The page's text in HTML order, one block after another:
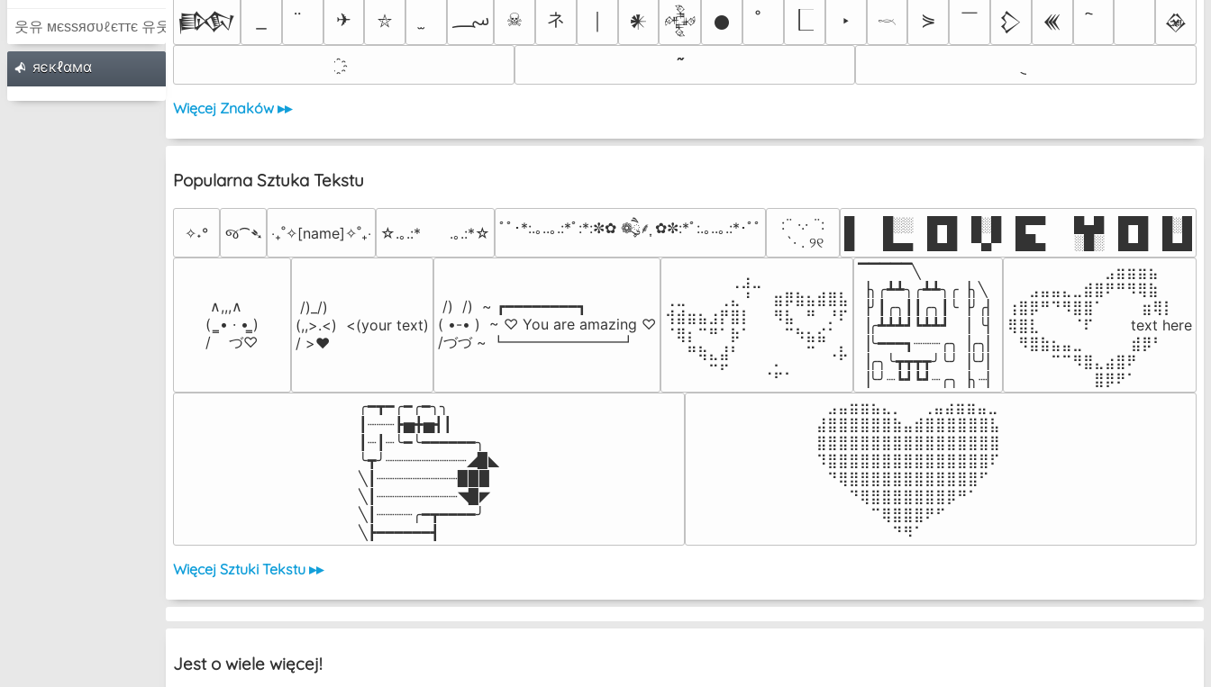
웃유 мєѕѕяσυℓєттє 유웃
яєкℓαмα
𒁃 ✈ ⛥ ؄ ☠ ネ 𒀭 𒅒 𒊹 ‣ 𓎖 ⋟ ￣ 𒁷 𒌍 𒊲
Więcej Znaków ▸▸
Popularna Sztuka Tekstu
✧˖° જ⁀➴ ‎‧₊˚✧[name]✧˚₊‧ ☆.｡.:*　　.｡.:*☆ ﾟﾟ･*:.｡..｡.:*ﾟ:*:✼✿ ❁ཻུ۪۪⸙͎ ✿✼:*ﾟ:.｡..｡.:*･ﾟﾟ
⠀:¨ ·.· ¨:⠀
⠀ `· . ୨୧⠀
█  █░░ █▀█ █░█ █▀▀  █▄█ █▀█ █░█
█  █▄▄ █▄█ ▀▄▀ ██▄  ░█░ █▄█ █▄█
∧,,,∧
(  ̳• · • ̳)
/    づ♡
/)_/)
(,,>.<)  <(your text)
/ >❤️
/)  /)  ~ ┏━━━━━━━━┓
( •-• )  ~ ♡ You are amazing ♡
/づづ ~ ┗━━━━━━━━┛
⠀⠀⠀⠀⠀⠀⢀⣰⣀⠀⠀⠀⠀⠀⠀⠀⠀
⢀⣀⠀⠀⠀⢀⣄⠘⠀⠀⣶⡿⣷⣦⣾⣿⣧
⢺⣾⣶⣦⣰⡟⣿⡇⠀⠀⠻⣧⠀⠛⠀⡘⠏
⠈⢿⡆⠉⠛⠁⡷⠁⠀⠀⠀⠉⠳⣦⣮⠁⠀
⠀⠀⠛⢷⣄⣼⠃⠀⠀⠀⠀⠀⠀⠉⠀⠠⡧
⠀⠀⠀⠀⠉⠋⠀⠀⠀⠠⡥⠄⠀⠀⠀⠀⠀
▔▔▔▔▔╲
▕╮╭┻┻╮╭┻┻╮╭▕╮╲
▕╯┃╭╮┃┃╭╮┃╰▕╯╭▏
▕╭┻┻┻┛┗┻┻┛  ▕  ╰▏
▕╰━━━┓┈┈┈╭╮▕╭╮▏
▕╭╮╰┳┳┳┳╯╰╯▕╰╯▏
▕╰╯┈┗┛┗┛┈╭╮▕╮┈▏
⠀⠀⠀⠀⠀⠀⠀⠀⠀⣠⣶⣶⣶⣦⠀⠀
⠀⠀⣠⣤⣤⣄⣀⣾⣿⠟⠛⠻⢿⣷⠀
⢰⣿⡿⠛⠙⠻⣿⣿⠁⠀⠀ ⠀⣶⢿⡇
⢿⣿⣇⠀⠀⠀⠈⠏⠀⠀⠀ text here
⠀⠻⣿⣷⣦⣤⣀⠀⠀⠀ ⠀⣾⡿⠃⠀
⠀⠀⠀⠀⠉⠉⠻⣿⣄⣴⣿⠟⠀⠀⠀
⠀⠀⠀⠀⠀⠀⠀⠀⣿⡿⠟⠁⠀⠀⠀
╭━┳━╭━╭━╮╮
┃┈┈┈┣▅╋▅┫┃
┃┈┃┈╰━╰━━━━━━╮
╰┳╯┈┈┈┈┈┈┈┈┈◢▉◣
╲┃┈┈┈┈┈┈┈┈┈▉▉▉
╲┃┈┈┈┈┈┈┈┈┈◥▉◤
╲┃┈┈┈┈╭━┳━━━━╯
╲┣━━━━━━┫﻿
⠀⣠⣤⣶⣶⣦⣄⡀  ⠀⢀⣤⣴⣶⣶⣤⣀⠀
⣼⣿⣿⣿⣿⣿⣿⣷⣤⣾⣿⣿⣿⣿⣿⣿⣧
⣿⣿⣿⣿⣿⣿⣿⣿⣿⣿⣿⣿⣿⣿⣿⣿⣿
⠹⣿⣿⣿⣿⣿⣿⣿⣿⣿⣿⣿⣿⣿⣿⣿⠏
⠀⠙⢿⣿⣿⣿⣿⣿⣿⣿⣿⣿⣿⣿⣿⠋⠀
⠀⠀⠀⠙⢿⣿⣿⣿⣿⣿⣿⣿⡿⠛⠁⠀⠀
⠀⠀⠀⠀⠀⠉⢿⣿⣿⣿⠟⠋⠀⠀⠀⠀⠀
⠀⠀⠀⠀⠀⠀⠀⠙⠻⠁⠀⠀⠀⠀⠀⠀⠀⠀⠀⠀⠀⠀⠀
Więcej Sztuki Tekstu ▸▸
Jest o wiele więcej!